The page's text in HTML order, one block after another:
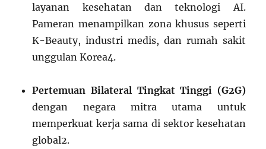
layanan kesehatan dan teknologi AI.
Pameran menampilkan zona khusus seperti
K-Beauty, industri medis, dan rumah sakit
unggulan Korea4.
Pertemuan Bilateral Tingkat Tinggi (G2G)
dengan negara mitra utama untuk
memperkuat kerja sama di sektor kesehatan
global2.